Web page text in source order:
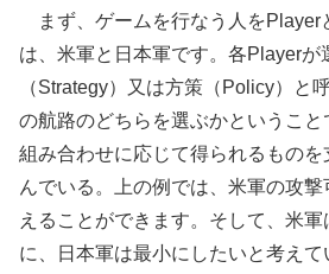
まず、ゲームを行なう人をPlayer
は、米軍と日本軍です。各Playerが
（Strategy）又は方策（Policy）と
の航路のどちらを選ぶかというこ
組み合わせに応じて得られるもの
んでいる。上の例では、米軍の攻
えることができます。そして、米
に、日本軍は最小にしたいと考えて